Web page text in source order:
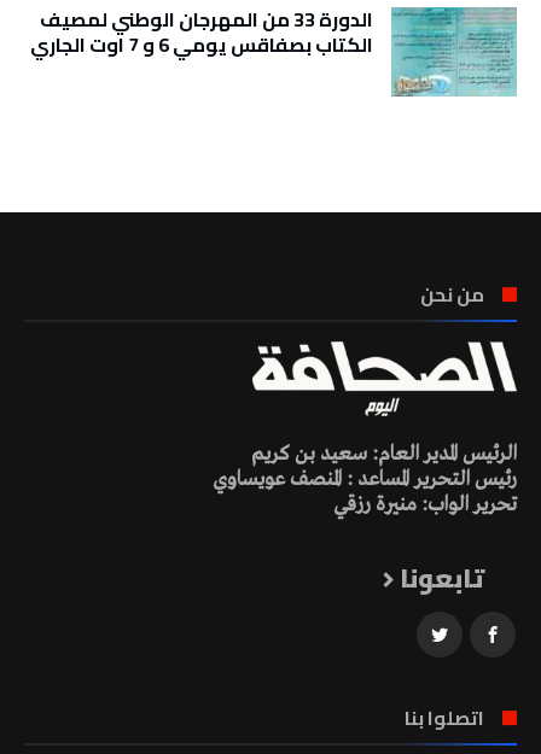
الدورة 33 من المهرجان الوطني لمصيف
الكتاب بصفاقس يومي 6 و 7 اوت الجاري
من نحن
الرئيس المدير العام: سعيد بن كريم
رئيس التحرير المساعد : المنصف عويساوي
تحرير الواب: منيرة رزقي
تابعونا
اتصلوا بنا